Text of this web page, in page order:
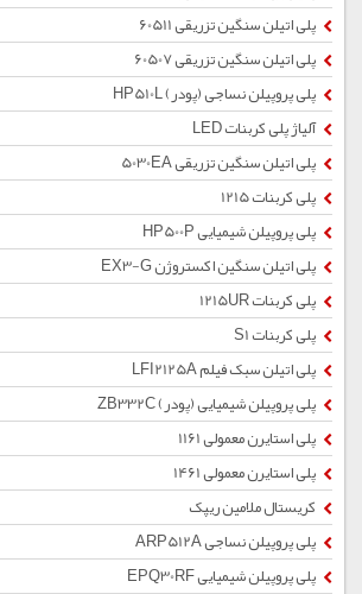
پلی اتیلن سنگین تزریقی 60511
پلی اتیلن سنگین تزریقی 60507
پلی پروپیلن نساجی (پودر) HP510L
آلیاژ پلی کربنات LED
پلی اتیلن سنگین تزریقی 5030EA
پلی کربنات 1215
پلی پروپیلن شیمیایی HP500P
پلی اتیلن سنگین اکستروژن EX3-G
پلی کربنات 1215UR
پلی کربنات S1
پلی اتیلن سبک فیلم LFI2125A
پلی پروپیلن شیمیایی (پودر) ZB332C
پلی استایرن معمولی 1161
پلی استایرن معمولی 1461
کریستال ملامین ریپک
پلی پروپیلن نساجی ARP512A
پلی پروپیلن شیمیایی EPQ30RF